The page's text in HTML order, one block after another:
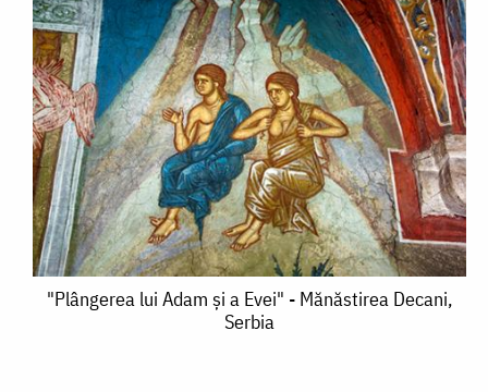
"Plângerea
"Plângerea lui Adam şi a Evei" - Mănăstirea Decani,
Serbia